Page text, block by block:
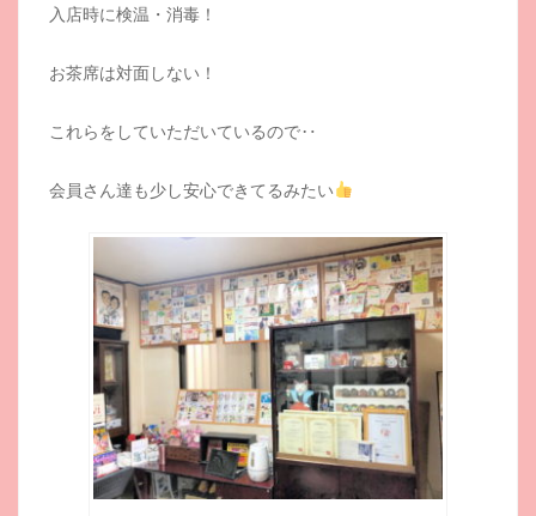
入店時に検温・消毒！
お茶席は対面しない！
これらをしていただいているので‥
会員さん達も少し安心できてるみたい